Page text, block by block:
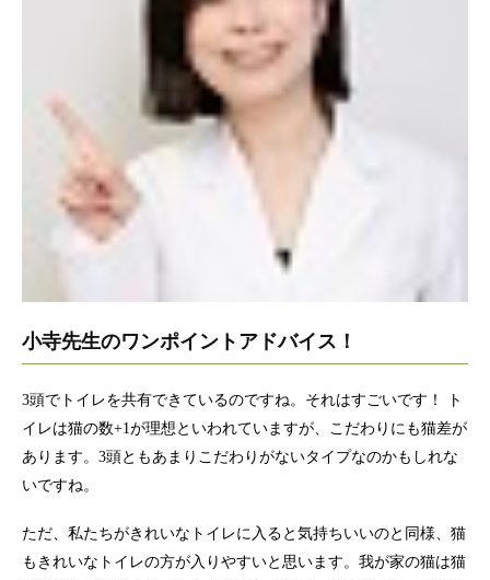
小寺先生のワンポイントアドバイス！
3頭でトイレを共有できているのですね。それはすごいです！ ト
イレは猫の数+1が理想といわれていますが、こだわりにも猫差が
あります。3頭ともあまりこだわりがないタイプなのかもしれな
いですね。
ただ、私たちがきれいなトイレに入ると気持ちいいのと同様、猫
もきれいなトイレの方が入りやすいと思います。我が家の猫は猫